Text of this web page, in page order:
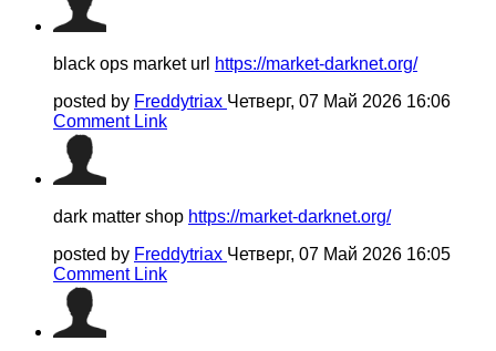
black ops market url https://market-darknet.org/
posted by Freddytriax Четверг, 07 Май 2026 16:06
Comment Link
dark matter shop https://market-darknet.org/
posted by Freddytriax Четверг, 07 Май 2026 16:05
Comment Link